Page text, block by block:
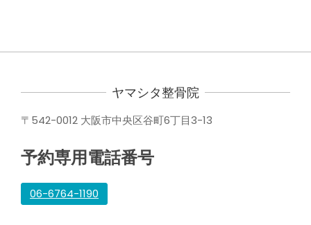
ヤマシタ整骨院
〒542-0012 大阪市中央区谷町6丁目3-13
予約専用電話番号
06-6764-1190